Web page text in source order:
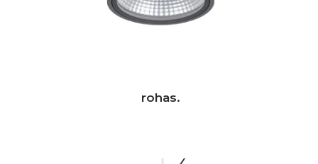
rohas.